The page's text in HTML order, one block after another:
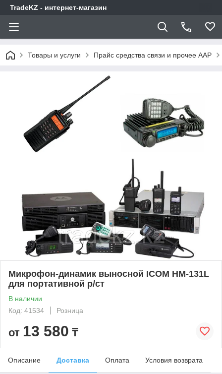
TradeKZ - интернет-магазин
Товары и услуги Прайс средства связи и прочее AAP
Микрофон-динамик выносной ICOM HM-131L
для портативной р/ст
В наличии
Код: 41534
Розница
от 13 580 ₸
Описание Доставка Оплата Условия возврата